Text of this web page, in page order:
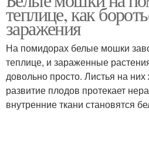
теплице, как
заражения
На помидорах белые мошки
теплице, и зараженные
довольно просто. Листья на
развитие плодов протекает
внутренние ткани становятся